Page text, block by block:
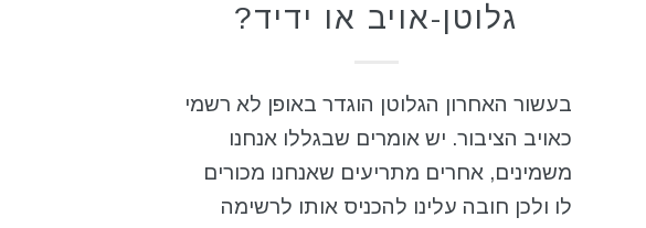
גלוטן-אויב או ידיד?
בעשור האחרון הגלוטן הוגדר באופן לא רשמי
כאויב הציבור. יש אומרים שבגללו אנחנו
משמינים, אחרים מתריעים שאנחנו מכורים
לו ולכן חובה עלינו להכניס אותו לרשימה